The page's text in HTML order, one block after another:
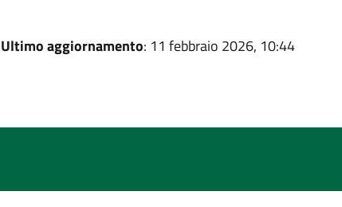
Ultimo aggiornamento: 11 febbraio 2026, 10:44